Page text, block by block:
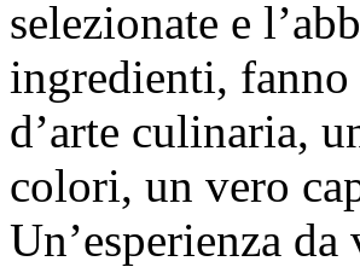
selezionate e
ingredienti, fanno
d’arte culinaria,
colori, un vero
Un’esperienza